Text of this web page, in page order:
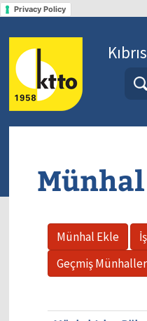
Privacy Policy
Münhal
Münhal Ekle
Geçmiş Münhaller